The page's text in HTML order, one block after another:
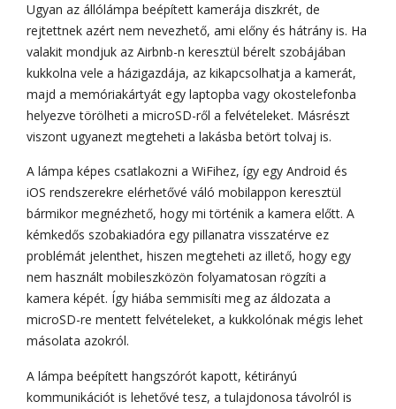
Ugyan az állólámpa beépített kamerája diszkrét, de
rejtettnek azért nem nevezhető, ami előny és hátrány is. Ha
valakit mondjuk az Airbnb-n keresztül bérelt szobájában
kukkolna vele a házigazdája, az kikapcsolhatja a kamerát,
majd a memóriakártyát egy laptopba vagy okostelefonba
helyezve törölheti a microSD-ről a felvételeket. Másrészt
viszont ugyanezt megteheti a lakásba betört tolvaj is.
A lámpa képes csatlakozni a WiFihez, így egy Android és
iOS rendszerekre elérhetővé váló mobilappon keresztül
bármikor megnézhető, hogy mi történik a kamera előtt. A
kémkedős szobakiadóra egy pillanatra visszatérve ez
problémát jelenthet, hiszen megteheti az illető, hogy egy
nem használt mobileszközön folyamatosan rögzíti a
kamera képét. Így hiába semmisíti meg az áldozata a
microSD-re mentett felvételeket, a kukkolónak mégis lehet
másolata azokról.
A lámpa beépített hangszórót kapott, kétirányú
kommunikációt is lehetővé tesz, a tulajdonosa távolról is